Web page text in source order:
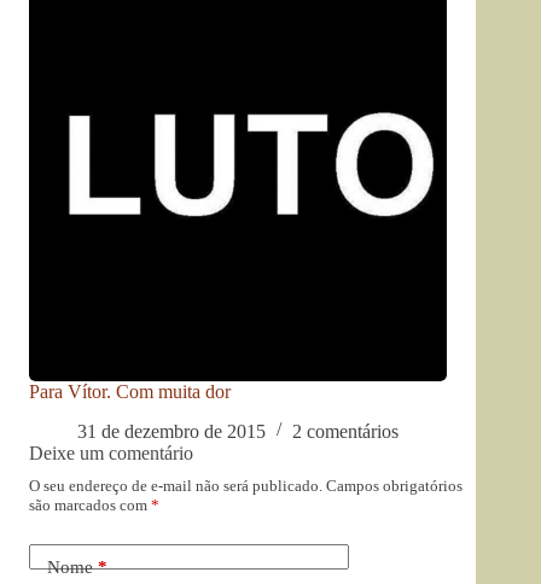
Para Vítor. Com muita dor
31 de dezembro de 2015
2 comentários
Deixe um comentário
O seu endereço de e-mail não será publicado. Campos obrigatórios
são marcados com *
Nome*